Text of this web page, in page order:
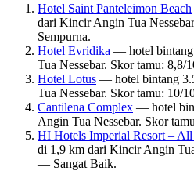
Hotel Saint Panteleimon Beach
dari Kincir Angin Tua
Sempurna.
Hotel Evridika — hotel
Tua Nessebar. Skor tamu:
Hotel Lotus — hotel bintang
Tua Nessebar. Skor tamu: 10/
Cantilena Complex — hotel
Angin Tua Nessebar. Skor
HI Hotels Imperial Resort –
di 1,9 km dari Kincir Angin
— Sangat Baik.